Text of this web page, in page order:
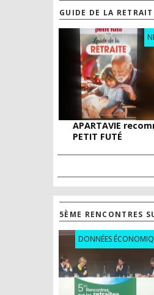
GUIDE DE LA
APARTAVIE
PETIT FUTÉ
5ÈME RENCONTRES
DONNÉES